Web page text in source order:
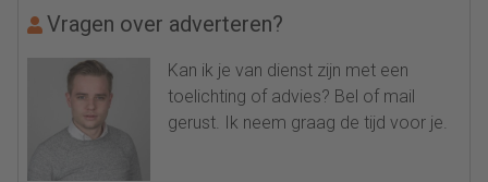
Vragen over adverteren?
Kan ik je van dienst zijn met een
toelichting of advies? Bel of mail
gerust. Ik neem graag de tijd voor je.